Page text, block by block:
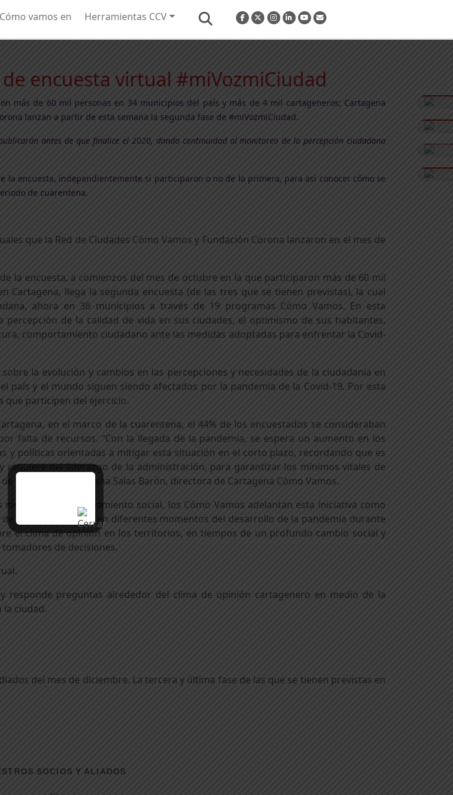
Cómo vamos en Herramientas CCV
encuesta virtual #miVozmiCiudad
más de 60 mil personas en 34 municipios del país y más de 4 mil cartageneros; Cartagena
lanzan a partir de esta semana la segunda fase de #miVozmiCiudad.
antes de que finalice el 2020, dando continuidad al monitoreo de la percepción ciudadana
la encuesta, independientemente si participaron o no de la primera, para así conocer cómo se
de cuarentena.
que la Red de Ciudades Cómo Vamos y Fundación Corona lanzaron en el mes de
la encuesta, a comienzos del mes de octubre en la que participaron más de 60 mil
Cartagena, llega la segunda encuesta (de las tres que se tienen previstas), la cual
ahora en 36 municipios a través de 19 programas Cómo Vamos. En esta
de la calidad de vida en sus ciudades, el optimismo de sus habitantes,
comportamiento ciudadano ante las medidas adoptadas para enfrentar la Covid-
la evolución y cambios en las percepciones y necesidades de la ciudadanía en
país y el mundo siguen siendo afectados por la pandemia de la Covid-19. Por esta
que participen del ejercicio.
en el marco de la cuarentena, el 44% de los encuestados se consideraban
falta de recursos. “Con la llegada de la pandemia, se espera un aumento en los
y políticas orientadas a mitigar esta situación en el corto plazo, recordando que es
del liderazgo de la administración, para garantizar los mínimos vitales de
cartageneros.” Eliana Salas Barón, directora de Cartagena Cómo Vamos.
de distanciamiento social, los Cómo Vamos adelantan esta iniciativa como
la calidad de vida en diferentes momentos del desarrollo de la pandemia durante
el clima de opinión en los territorios, en tiempos de un profundo cambio social y
de decisiones.
responde preguntas alrededor del clima de opinión cartagenero en medio de la
ciudad.
del mes de diciembre. La tercera y última fase de las que se tienen previstas en
SOCIOS Y ALIADOS